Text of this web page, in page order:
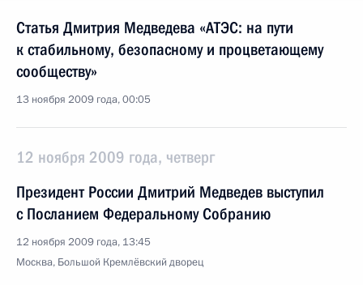
Статья Дмитрия Медведева «АТЭС: на пути
к стабильному, безопасному и процветающему
сообществу»
13 ноября 2009 года, 00:05
12 ноября 2009 года, четверг
Президент России Дмитрий Медведев выступил
с Посланием Федеральному Собранию
12 ноября 2009 года, 13:45
Москва, Большой Кремлёвский дворец